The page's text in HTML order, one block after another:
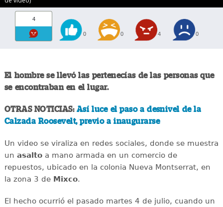
4
0 0 4 0
El hombre se llevó las pertenecías de las personas que
se encontraban en el lugar.
OTRAS NOTICIAS: Así luce el paso a desnivel de la
Calzada Roosevelt, previo a inaugurarse
Un video se viraliza en redes sociales, donde se muestra
un asaltoa mano armada en un comercio de
repuestos, ubicado en la colonia Nueva Montserrat, en
la zona 3 de Mixco.
El hecho ocurrió el pasado martes 4 de julio, cuando un